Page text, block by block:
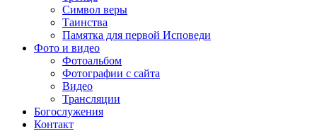
Символ веры
Таинства
Памятка для первой Исповеди
Фото и видео
Фотоальбом
Фотографии с сайта
Видео
Трансляции
Богослужения
Контакт